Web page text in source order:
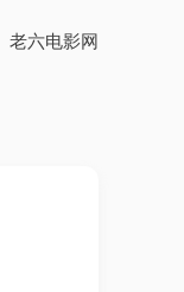
老六电影网